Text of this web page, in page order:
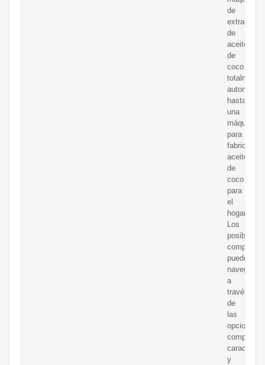
de
extracción
de
aceite
de
coco
totalmente
automática
hasta
una
máquina
para
fabricar
aceite
de
coco
para
el
hogar.
Los
posibles
pueden
navegar
a
través
de
las
opciones,
comparar
y